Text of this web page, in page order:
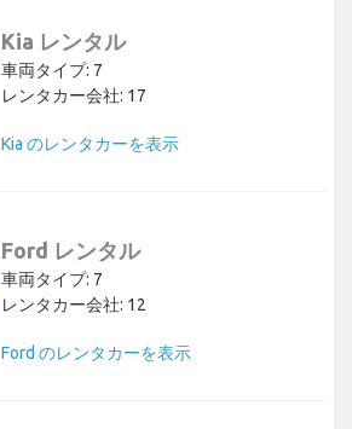
Kia レンタル
車両タイプ: 7
レンタカー会社: 17
Kia のレンタカーを表示
Ford レンタル
車両タイプ: 7
レンタカー会社: 12
Ford のレンタカーを表示